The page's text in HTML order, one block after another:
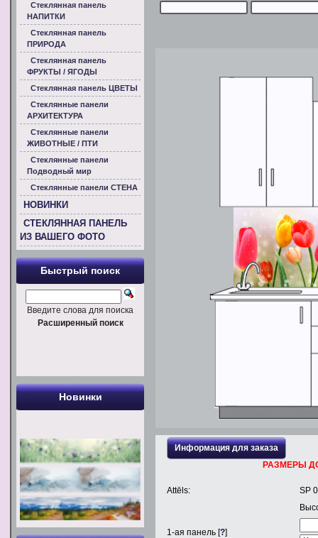
Информация для заказа
РАЗМЕРЫ
Attēls:
SP
1-ая панель [?]
Стеклянная панель
НАПИТКИ
Стеклянная панель
ПРИРОДА
Стеклянная панель
ФРУКТЫ / ЯГОДЫ
Стеклянная панель ЦВЕТЫ
Стеклянные панели
АРХИТЕКТУРА
Стеклянные панели
ЖИВОТНЫЕ / ПТИ
Стеклянные панели
Подводный мир
Стеклянные панели СТЕНА
НОВИНКИ
СТЕКЛЯННАЯ ПАНЕЛЬ
ИЗ ВАШЕГО ФОТО
Быстрый поиск
Введите слова для поиска
Расширенный поиск
Новинки